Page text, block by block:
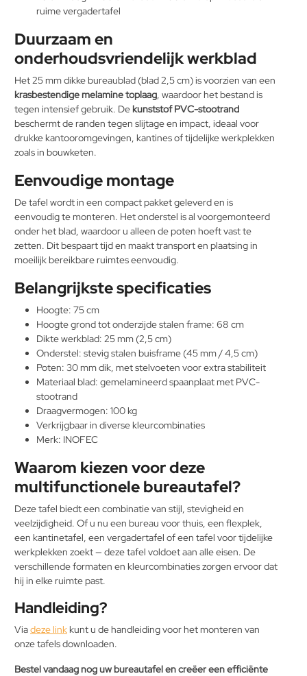
ruime vergadertafel
Duurzaam en
onderhoudsvriendelijk werkblad
Het 25 mm dikke bureaublad (blad 2,5 cm) is voorzien van een
krasbestendige melamine toplaag, waardoor het bestand is
tegen intensief gebruik. Dekunststof PVC-stootrand
beschermt de randen tegen slijtage en impact, ideaal voor
drukke kantooromgevingen, kantines of tijdelijke werkplekken
zoals in bouwketen.
Eenvoudige montage
De tafel wordt in een compact pakket geleverd en is
eenvoudig te monteren. Het onderstel is al voorgemonteerd
onder het blad, waardoor u alleen de poten hoeft vast te
zetten. Dit bespaart tijd en maakt transport en plaatsing in
moeilijk bereikbare ruimtes eenvoudig.
Belangrijkste specificaties
Hoogte: 75 cm
Hoogte grond tot onderzijde stalen frame: 68 cm
Dikte werkblad: 25 mm (2,5 cm)
Onderstel: stevig stalen buisframe (45 mm / 4,5 cm)
Poten: 30 mm dik, met stelvoeten voor extra stabiliteit
Materiaal blad: gemelamineerd spaanplaat met PVC-
stootrand
Draagvermogen: 100 kg
Verkrijgbaar in diverse kleurcombinaties
Merk: INOFEC
Waarom kiezen voor deze
multifunctionele bureautafel?
Deze tafel biedt een combinatie van stijl, stevigheid en
veelzijdigheid. Of u nu een bureau voor thuis, een flexplek,
een kantinetafel, een vergadertafel of een tafel voor tijdelijke
werkplekken zoekt — deze tafel voldoet aan alle eisen. De
verschillende formaten en kleurcombinaties zorgen ervoor dat
hij in elke ruimte past.
Handleiding?
Viadeze linkkunt u de handleiding voor het monteren van
onze tafels downloaden.
Bestel vandaag nog uw bureautafel en creëer een efficiënte